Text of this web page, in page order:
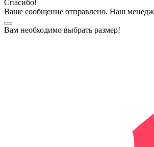
Спасибо!
Ваше сообщение отправлено. Наш
Вам необходимо выбрать размер!